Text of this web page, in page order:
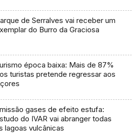
de Serralves vai receber um
do Burro da Graciosa
época baixa: Mais de 87%
turistas pretende regressar aos
gases de efeito estufa:
do IVAR vai abranger todas
lagoas vulcânicas